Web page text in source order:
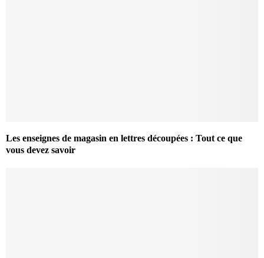
Les enseignes de magasin en lettres découpées : Tout ce que
vous devez savoir